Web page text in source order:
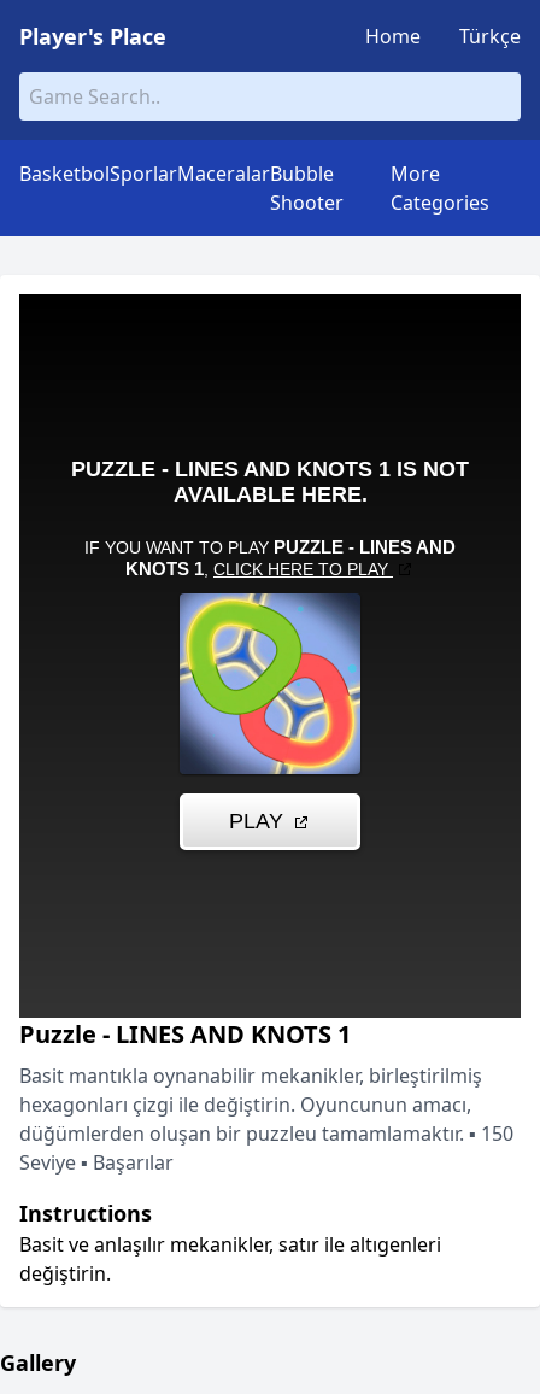
Player's Place Home Türkçe
BasketbolSporlarMaceralarBubble
Shooter
More
Categories
Puzzle - LINES AND KNOTS 1
Basit mantıkla oynanabilir mekanikler, birleştirilmiş
hexagonları çizgi ile değiştirin. Oyuncunun amacı,
düğümlerden oluşan bir puzzleu tamamlamaktır. ▪ 150
Seviye ▪ Başarılar
Instructions
Basit ve anlaşılır mekanikler, satır ile altıgenleri
değiştirin.
Gallery